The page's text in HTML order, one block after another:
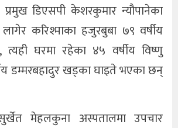
प्रमुख डिएसपी केशरकुमार न्यौपानेका
करिश्माका हजुरबुबा ७९ वर्षीय
त्यही घरमा रहेका ४५ वर्षीय विष्णु
डम्मरबहादुर खड्का घाइते भएका छन्
मेहलकुना अस्पतालमा उपचार